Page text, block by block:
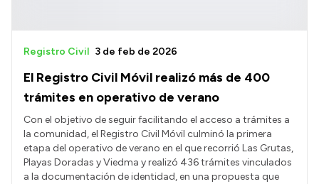
El Registro Civil Móvil realizó más de 400
trámites en operativo de verano
Registro Civil 3 de feb de 2026
Con el objetivo de seguir facilitando el acceso a trámites a
la comunidad, el Registro Civil Móvil culminó la primera
etapa del operativo de verano en el que recorrió Las Grutas,
Playas Doradas y Viedma y realizó 436 trámites vinculados
a la documentación de identidad, en una propuesta que